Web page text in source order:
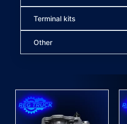
Terminal kits
Other